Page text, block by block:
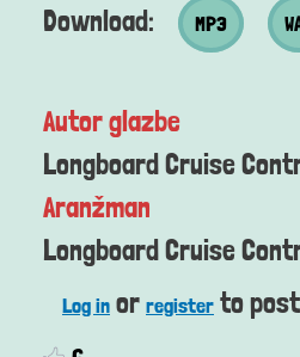
Download: MP3 datoteka
MP3 Wav
Autor glazbe
Longboard Cruise
Aranžman
Longboard Cruise
Log in or register to